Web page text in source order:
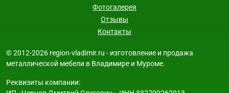
Фотогалерея
Отзывы
Контакты
© 2012-2026 region-vladimir.ru - изготовление и продажа
металлической мебели в Владимире и Муроме.
Реквизиты компании: